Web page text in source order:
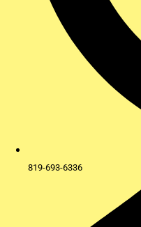
819-693-6336